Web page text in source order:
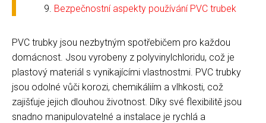
Bezpečnostní aspekty používání PVC trubek
PVC trubky jsou nezbytným spotřebičem pro každou
domácnost. Jsou vyrobeny z polyvinylchloridu, což je
plastový materiál s vynikajícími vlastnostmi. PVC trubky
jsou odolné vůči korozi, chemikáliím a vlhkosti, což
zajišťuje jejich dlouhou životnost. Díky své flexibilitě jsou
snadno manipulovatelné a instalace je rychlá a